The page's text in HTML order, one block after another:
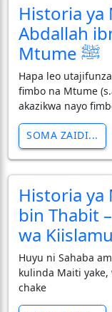
Historia ya
Abdallah
Mtume ﷺ
Hapa leo
fimbo na Mtume
akazikwa nayo
SOMA ZAIDI...
Historia ya
bin Thabit
wa Kiislamu
Huyu ni Sahaba
kulinda Maiti
chake